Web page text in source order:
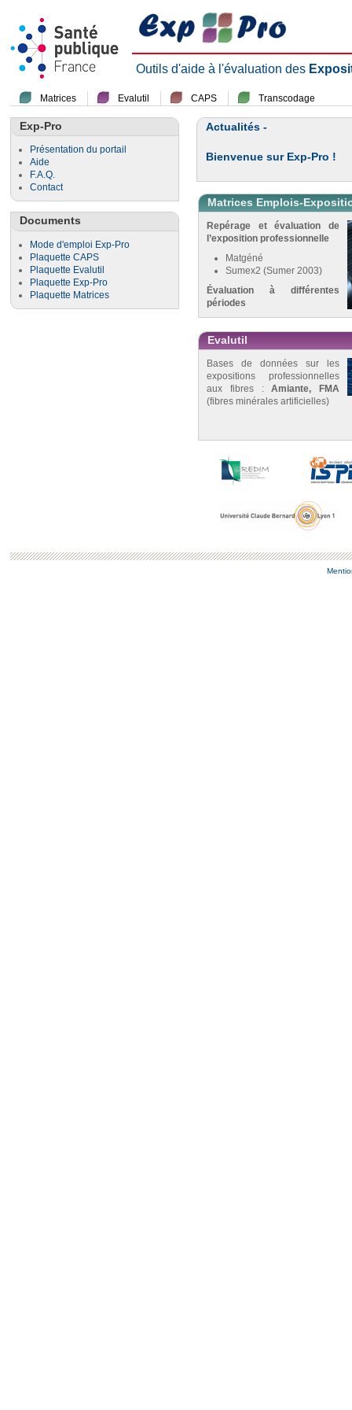
Outils d'aide à l'évaluation des
Matrices Evalutil CAPS Transcodage
Exp-Pro
Présentation du portail
Aide
F.A.Q.
Contact
Documents
Mode d'emploi Exp-Pro
Plaquette CAPS
Plaquette Evalutil
Plaquette Exp-Pro
Plaquette Matrices
Actualités -
Bienvenue sur Exp-Pro !
Matrices Emplois-
Repérage et évaluation de
l’exposition professionnelle
Matgéné
Sumex2 (Sumer 2003)
Évaluation à différentes
périodes
Evalutil
Bases de données sur les
expositions professionnelles
aux fibres :Amiante, FMA
(fibres minérales artificielles)